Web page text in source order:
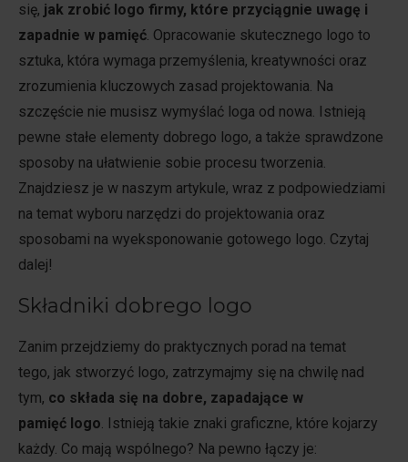
się, jak zrobić logo firmy, które przyciągnie uwagę i
zapadnie w pamięć. Opracowanie skutecznego logo to
sztuka, która wymaga przemyślenia, kreatywności oraz
zrozumienia kluczowych zasad projektowania. Na
szczęście nie musisz wymyślać loga od nowa. Istnieją
pewne stałe elementy dobrego logo, a także sprawdzone
sposoby na ułatwienie sobie procesu tworzenia.
Znajdziesz je w naszym artykule, wraz z podpowiedziami
na temat wyboru narzędzi do projektowania oraz
sposobami na wyeksponowanie gotowego logo. Czytaj
dalej!
Składniki dobrego logo
Zanim przejdziemy do praktycznych porad na temat
tego, jak stworzyć logo, zatrzymajmy się na chwilę nad
tym, co składa się na dobre, zapadające w
pamięć logo. Istnieją takie znaki graficzne, które kojarzy
każdy. Co mają wspólnego? Na pewno łączy je: